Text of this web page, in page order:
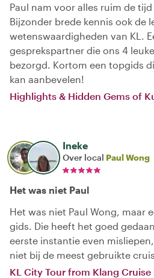
Paul nam voor alles ruim de
Bijzonder brede kennis ook de
wetenswaardigheden van KL.
gesprekspartner die ons 4
bezorgd. Kortom een topgids
kan aanbevelen!
Highlights & Hidden Gems of
Ineke
Over local Paul Wong
Het was niet Paul
Het was niet Paul Wong, maar
gids. Die heeft het goed
eerste instantie even
niet bij de meest gebruikte
KL City Tour from Klang Cruise